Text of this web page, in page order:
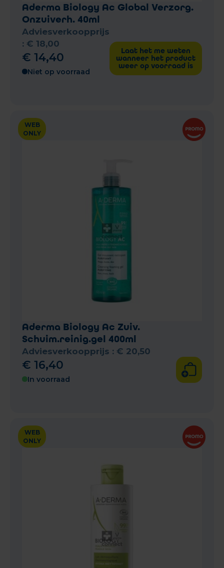
Aderma Biology Ac Global Verzorg.
Onzuiverh. 40ml
Adviesverkoopprijs
: € 18,00
€ 14,40
Niet op voorraad
Laat het me weten
wanneer het product
weer op voorraad is
WEB
ONLY
Aderma Biology Ac Zuiv.
Schuim.reinig.gel 400ml
Adviesverkoopprijs : € 20,50
€ 16,40
In voorraad
WEB
ONLY